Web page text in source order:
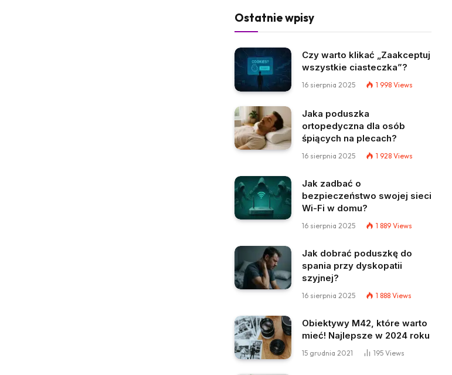
Ostatnie wpisy
Czy warto klikać „Zaakceptuj
wszystkie ciasteczka”?
16 sierpnia 2025 1 998 Views
Jaka poduszka
ortopedyczna dla osób
śpiących na plecach?
16 sierpnia 2025 1 928 Views
Jak zadbać o
bezpieczeństwo swojej sieci
Wi-Fi w domu?
16 sierpnia 2025 1 889 Views
Jak dobrać poduszkę do
spania przy dyskopatii
szyjnej?
16 sierpnia 2025 1 888 Views
Obiektywy M42, które warto
mieć! Najlepsze w 2024 roku
15 grudnia 2021 195 Views